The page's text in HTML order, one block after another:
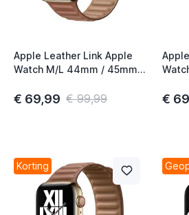
Apple Leather Link Apple
Watch M/L 44mm / 45mm /
€ 69,99 € 99,99 €
Korting